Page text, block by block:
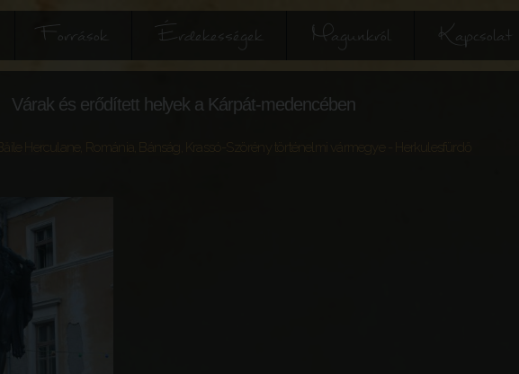
Források Érdekességek Magunkról Kapcsolat
Várak és erődített helyek a Kárpát-medencében
Herculane Románia Bánság Krassó-Szörény történelmi vármegye - Herkulesfürdő